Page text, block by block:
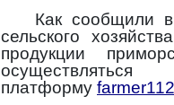
Как сообщили
сельского
продукции
платформу